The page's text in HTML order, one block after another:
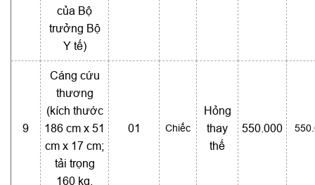
của Bộ
trưởng Bộ
Y tế)
9
Cáng cứu
thương
(kích thước
186 cm x 51
cm x 17 cm;
tải trọng
160 kg.
01 Chiếc
Hỏng
thay
thế
550.000